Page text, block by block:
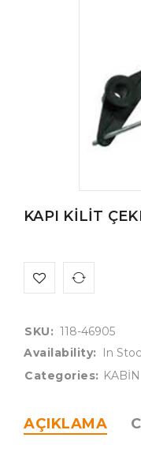
KAPI KİLİT
SKU: 118-46905
Availability:
In
Categories: KABİN
AÇIKLAMA